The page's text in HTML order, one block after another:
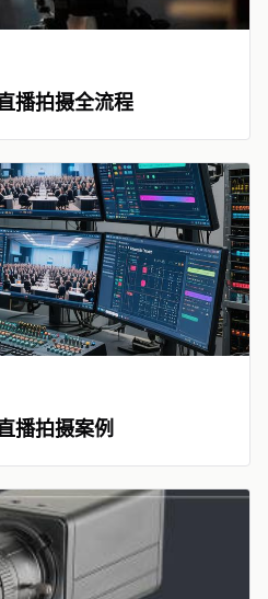
播拍摄全流程
播拍摄案例